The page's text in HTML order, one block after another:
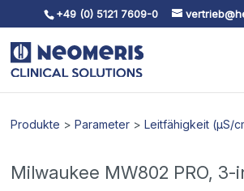
Skip To Content
+49 (0) 5121 7609-0
Produkte >Parameter >Leitfähigkeit (µS/
Milwaukee MW802 PRO, 3-